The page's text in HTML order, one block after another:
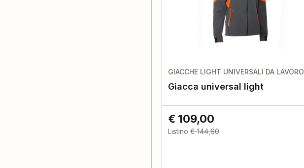
GIACCHE LIGHT UNIVERSALI DA LAVORO
Giacca universal light
€ 109,00
Listino € 144,60